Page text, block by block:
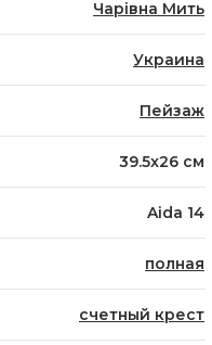
Чарівна Мить
Украина
Пейзаж
39.5x26 см
Aida 14
полная
счетный крест